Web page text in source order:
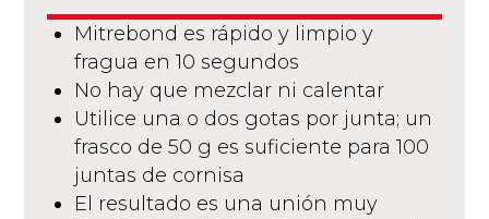
Mitrebond es rápido y limpio y
fragua en 10 segundos
No hay que mezclar ni calentar
Utilice una o dos gotas por junta; un
frasco de 50 g es suficiente para 100
juntas de cornisa
El resultado es una unión muy